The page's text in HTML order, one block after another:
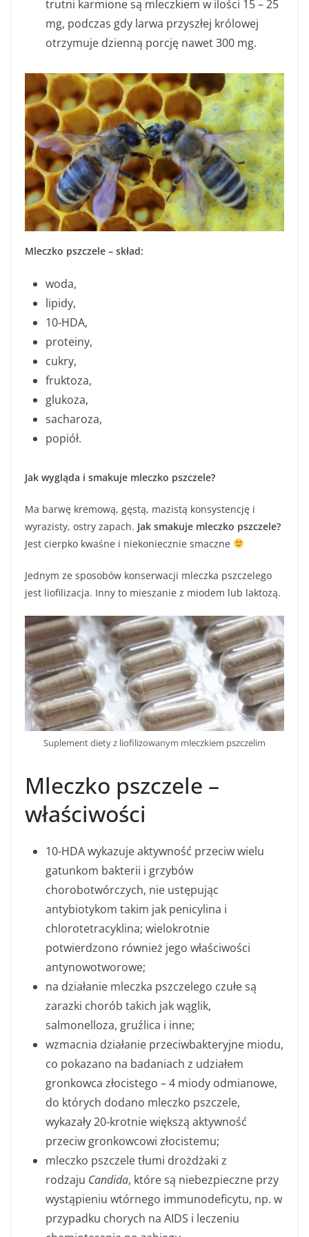
trutni karmione są mleczkiem w ilości 15 – 25
mg, podczas gdy larwa przyszłej królowej
otrzymuje dzienną porcję nawet 300 mg.
Mleczko pszczele – skład:
woda,
lipidy,
10-HDA,
proteiny,
cukry,
fruktoza,
glukoza,
sacharoza,
popiół.
Jak wygląda i smakuje mleczko pszczele?
Ma barwę kremową, gęstą, mazistą konsystencję i
wyrazisty, ostry zapach. Jak smakuje mleczko pszczele?
Jest cierpko kwaśne i niekoniecznie smaczne
Jednym ze sposobów konserwacji mleczka pszczelego
jest liofilizacja. Inny to mieszanie z miodem lub laktozą.
Suplement diety z liofilizowanym mleczkiem pszczelim
Mleczko pszczele –
właściwości
10-HDA wykazuje aktywność przeciw wielu
gatunkom bakterii i grzybów
chorobotwórczych, nie ustępując
antybiotykom takim jak penicylina i
chlorotetracyklina; wielokrotnie
potwierdzono również jego właściwości
antynowotworowe;
na działanie mleczka pszczelego czułe są
zarazki chorób takich jak wąglik,
salmonelloza, gruźlica i inne;
wzmacnia działanie przeciwbakteryjne miodu,
co pokazano na badaniach z udziałem
gronkowca złocistego – 4 miody odmianowe,
do których dodano mleczko pszczele,
wykazały 20-krotnie większą aktywność
przeciw gronkowcowi złocistemu;
mleczko pszczele tłumi drożdżaki z
rodzaju Candida, które są niebezpieczne przy
wystąpieniu wtórnego immunodeficytu, np. w
przypadku chorych na AIDS i leczeniu